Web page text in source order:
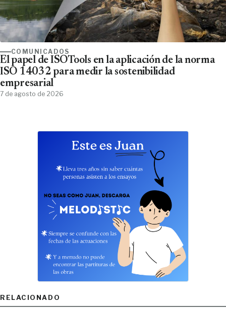
COMUNICADOS
El papel de ISOTools en la aplicación de la norma
ISO 14032 para medir la sostenibilidad
empresarial
7 de agosto de 2026
RELACIONADO